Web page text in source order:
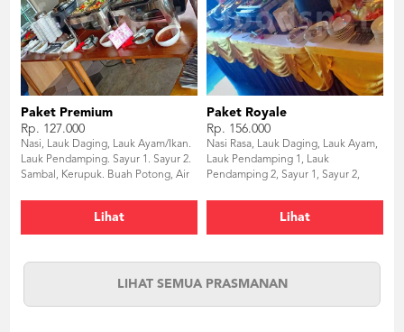
Paket Premium
Rp. 127.000
Nasi, Lauk Daging, Lauk Ayam/Ikan.
Lauk Pendamping. Sayur 1. Sayur 2.
Sambal, Kerupuk. Buah Potong, Air
Lihat
Paket Royale
Rp. 156.000
Nasi Rasa, Lauk Daging, Lauk Ayam,
Lauk Pendamping 1, Lauk
Pendamping 2, Sayur 1, Sayur 2,
Sweets/Desserts, Puding
Lihat
LIHAT SEMUA PRASMANAN